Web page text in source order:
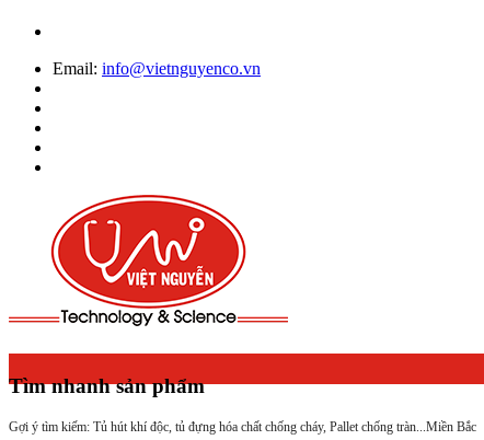
Email: info@vietnguyenco.vn
Tìm nhanh sản phẩm
Gợi ý tìm kiếm: Tủ hút khí độc, tủ đựng hóa chất chống cháy, Pallet chống tràn... Miền Bắc